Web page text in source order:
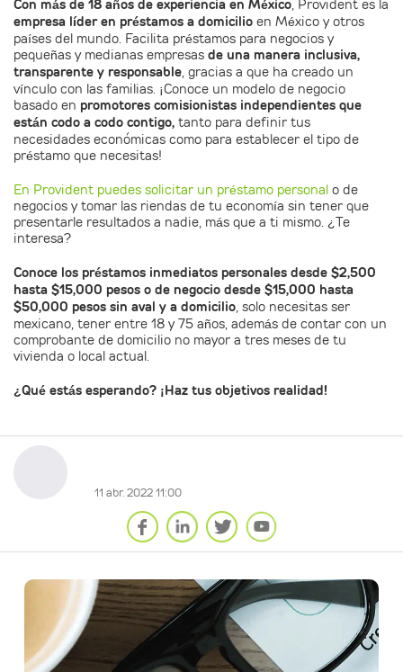
Con más de 18 años de experiencia en México, Provident es la
empresa líder en préstamos a domicilio en México y otros
países del mundo. Facilita préstamos para negocios y
pequeñas y medianas empresas de una manera inclusiva,
transparente y responsable, gracias a que ha creado un
vínculo con las familias. ¡Conoce un modelo de negocio
basado en promotores comisionistas independientes que
están codo a codo contigo, tanto para definir tus
necesidades económicas como para establecer el tipo de
préstamo que necesitas!
En Provident puedes solicitar un préstamo personal o de
negocios y tomar las riendas de tu economía sin tener que
presentarle resultados a nadie, más que a ti mismo. ¿Te
interesa?
Conoce los préstamos inmediatos personales desde $2,500
hasta $15,000 pesos o de negocio desde $15,000 hasta
$50,000 pesos sin aval y a domicilio, solo necesitas ser
mexicano, tener entre 18 y 75 años, además de contar con un
comprobante de domicilio no mayor a tres meses de tu
vivienda o local actual.
¿Qué estás esperando? ¡Haz tus objetivos realidad!
11 abr. 2022 11:00